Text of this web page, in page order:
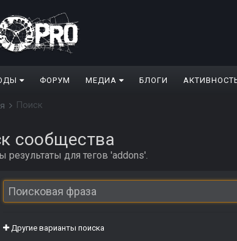
ФОРУМ МЕДИА БЛОГИ
Поиск
сообщества
результаты для тегов 'addons'.
Другие варианты поиска